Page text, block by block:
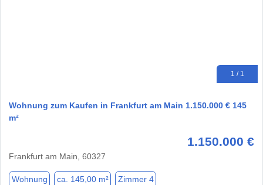
1 / 1
Wohnung zum Kaufen in Frankfurt am Main 1.150.000 € 145
m²
1.150.000 €
Frankfurt am Main, 60327
Wohnung ca. 145,00 m² Zimmer 4